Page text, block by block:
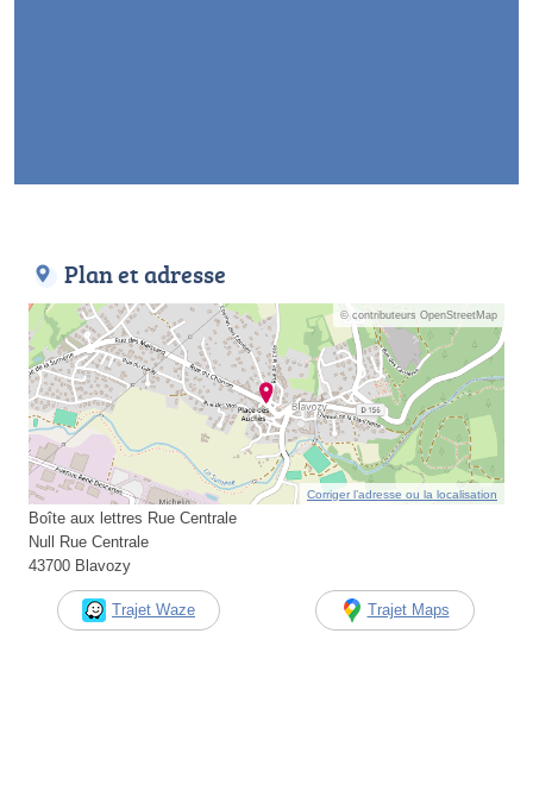
Plan et adresse
© contributeurs OpenStreetMap
Corriger l’adresse ou la localisation
Boîte aux lettres Rue Centrale
Null Rue Centrale
43700 Blavozy
Trajet Waze Trajet Maps